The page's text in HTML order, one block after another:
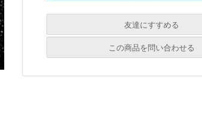
友達にすすめる
この商品を問い合わせる